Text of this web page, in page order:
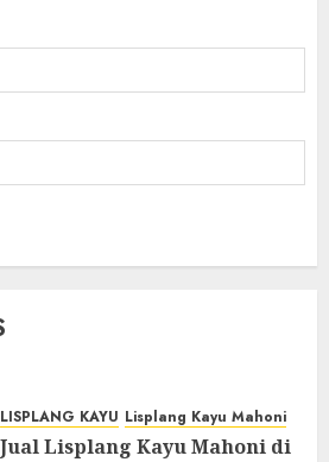
LISPLANG KAYU Lisplang Kayu Mahoni
Jual Lisplang Kayu Mahoni di